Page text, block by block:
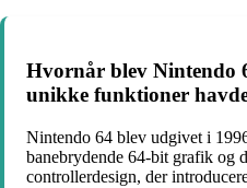
Hvornår blev Nintendo
unikke funktioner
Nintendo 64 blev udgivet i
banebrydende 64-bit grafik og
controllerdesign, der